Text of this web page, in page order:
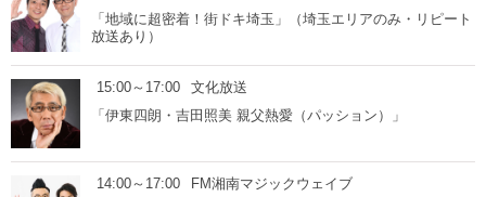
「地域に超密着！街ドキ埼玉」（埼玉エリアのみ・リピート
放送あり）
15:00～17:00
文化放送
「伊東四朗・吉田照美 親父熱愛（パッション）」
14:00～17:00
FM湘南マジックウェイブ